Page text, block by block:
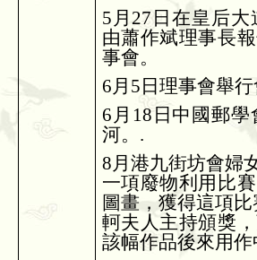
5 月27 日在皇后
由蕭作斌理事長
事會。
6 月 5 日理事會舉
6 月 18 日中國郵
河。 .
8 月港九街坊會婦
一項廢物利用比
圖畫，獲得這項
軻夫人主持頒獎
該幅作品後來用